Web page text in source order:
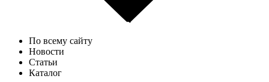
По всему сайту
Новости
Статьи
Каталог